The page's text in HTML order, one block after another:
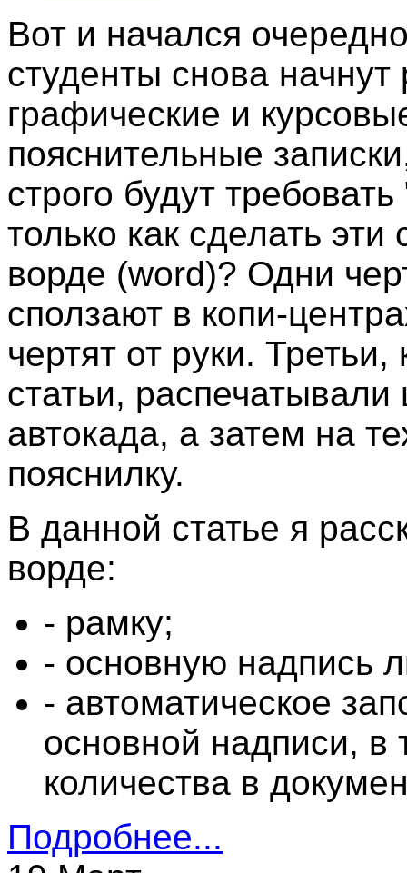
Вот и начался
студенты снова
графические и
пояснительные
строго будут
только как сделать
ворде (word)? Одни
сползают в копи-
чертят от руки.
статьи,
автокада, а затем на
пояснилку.
В данной статье я
ворде:
- рамку;
- основную надпись
- автоматическое
основной надписи, в
количества в
Подробнее...